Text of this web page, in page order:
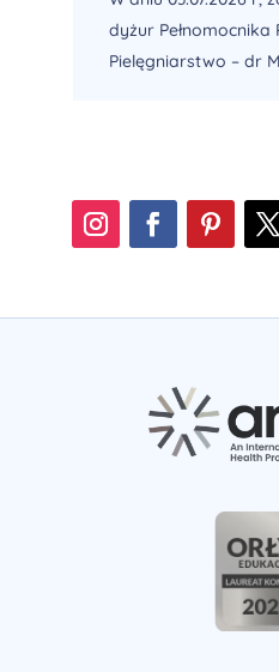
dyżur
Pielęgniarstwo – dr